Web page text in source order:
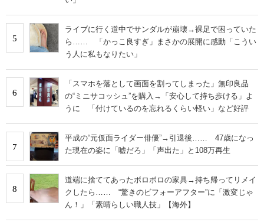
5
ライブに行く道中でサンダルが崩壊→裸足で困っていた
ら…… 「かっこ良すぎ」まさかの展開に感動「こうい
う人に私もなりたい」
6
「スマホを落として画面を割ってしまった」無印良品
の“ミニサコッシュ”を購入→「安心して持ち歩ける」よ
うに 「付けているのを忘れるくらい軽い」など好評
7
平成の“元仮面ライダー俳優”→引退後…… 47歳になっ
た現在の姿に「嘘だろ」「声出た」と108万再生
8
道端に捨ててあったボロボロの家具→持ち帰ってリメイ
クしたら…… “驚きのビフォーアフター”に「激変じゃ
ん！」「素晴らしい職人技」【海外】